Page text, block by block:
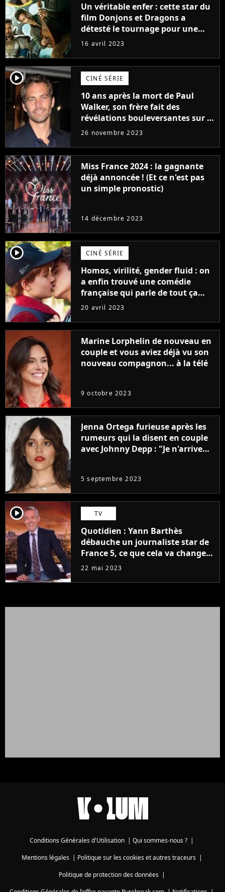
Un véritable enfer : cette star du
film Donjons et Dragons a
détesté le tournage pour une
raison très spéciale
16 avril 2023
player2 CINÉ SÉRIE
10 ans après la mort de Paul
Walker, son frère fait des
révélations bouleversantes sur la
réaction des acteurs de Fast and
26 novembre 2023
Miss France 2024 : la gagnante
déjà annoncée ! (Et ce n'est pas
un simple pronostic)
14 décembre 2023
player2 CINÉ SÉRIE
Homos, virilité, gender fluid : on
a enfin trouvé une comédie
française qui parle de tout ça
sans être super ringarde
20 avril 2023
Marine Lorphelin de nouveau en
couple et vous aviez déjà vu son
nouveau compagnon... à la télé
9 octobre 2023
Jenna Ortega furieuse après les
rumeurs qui la disent en couple
avec Johnny Depp : "Je n'arrive
5 septembre 2023
player2 TV
Quotidien : Yann Barthès
débauche un journaliste star de
France 5, ce que cela va changer
à la rentrée
22 mai 2023
Conditions Générales d'Utilisation Qui sommes-nous ?
Mentions légales| Politique sur les cookies et autres traceurs|
Politique de protection des données|